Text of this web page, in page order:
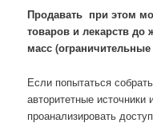
Продавать при этом
товаров и лекарств
масс
Если попытаться
авторитетные
проанализировать